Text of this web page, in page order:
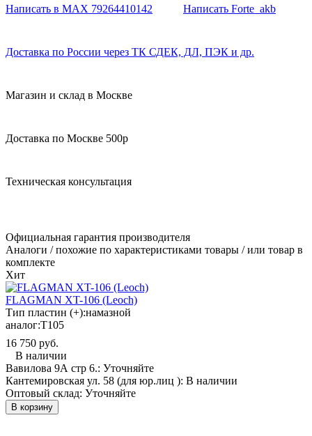
Написать в MAX 79264410142 Написать Forte_akb
Доставка по России через ТК СДЕК, ДЛ, ПЭК и др.
Магазин и склад в Москве
Доставка по Москве 500р
Техническая консультация
Официальная гарантия производителя
Аналоги / похожие по характеристиками товары / или товар в
комплекте
Хит
FLAGMAN XT-106 (Leoch)
Тип пластин (+):намазной
аналог:T105
16 750 руб.
В наличии
Вавилова 9А стр 6.: Уточняйте
Кантемировская ул. 58 (для юр.лиц ): В наличии
Оптовый склад: Уточняйте
В корзину